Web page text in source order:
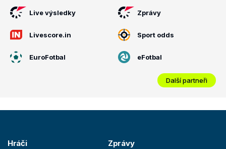
Live výsledky Zprávy
Livescore.in Sport odds
EuroFotbal eFotbal
Další partneři
Hráči Zprávy